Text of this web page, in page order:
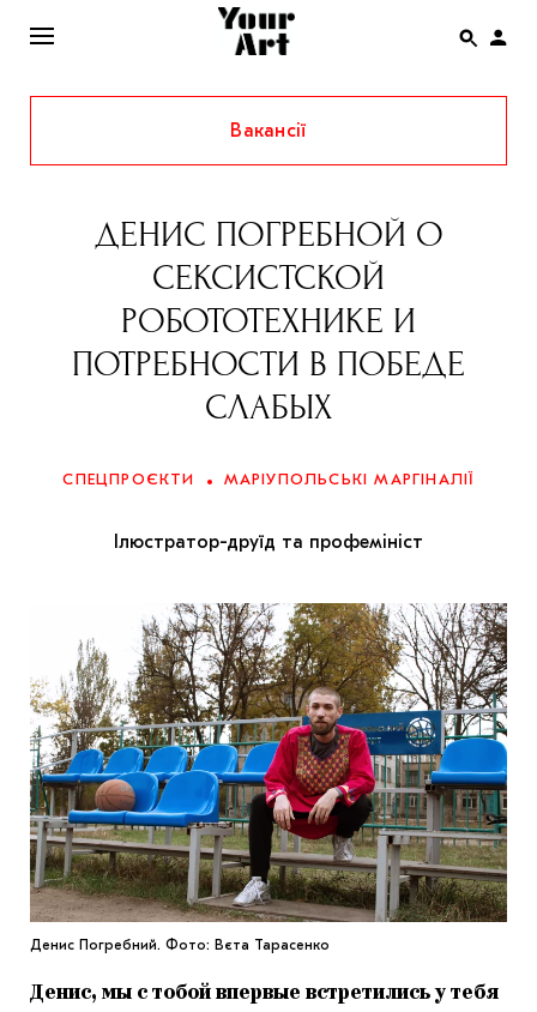
ENG
НОВИНИ
АФІША
ІНТЕРВ’Ю
СТАТТІ
КОЛОНКИ
2022
МАРІУПОЛЬСЬКІ МАРГІНАЛІЇ
ЗАПАЛЕННЯ
CARPATHIAN CULT ПРО РІЗДВЯНІ СВЯТА
Вакансії
ДЕНИС ПОГРЕБНОЙ О
СЕКСИСТСКОЙ
РОБОТОТЕХНИКЕ И
ПОТРЕБНОСТИ В ПОБЕДЕ
СЛАБЫХ
СПЕЦПРОЄКТИ МАРІУПОЛЬСЬКІ МАРГІНАЛІЇ
Ілюстратор-друїд та профемініст
Денис Погребний. Фото: Вєта Тарасенко
Денис, мы с тобой впервые встретились у тебя